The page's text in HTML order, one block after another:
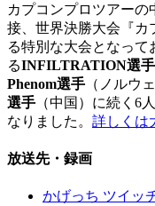
カプコンプロツアー
接、世界決勝大会『カ
る特別な大会となっ
るINFILTRATION選手
Phenom選手 （ノルウ
選手 （中国）に続く6
なりました。 詳しくは
放送先・録画
かげっち ツイッ